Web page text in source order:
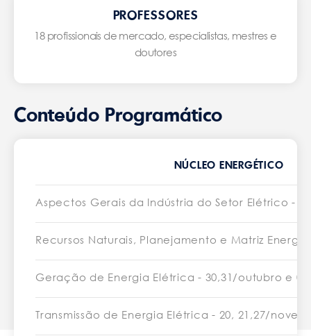
PROFESSORES
18 profissionais de mercado, especialistas, mestres e
doutores
Conteúdo Programático
NÚCLEO ENERGÉTICO
Aspectos Gerais da Indústria do Setor Elétrico -
Recursos Naturais, Planejamento e Matriz
Geração de Energia Elétrica - 30,31/outubro e
Transmissão de Energia Elétrica - 20, 21,27/